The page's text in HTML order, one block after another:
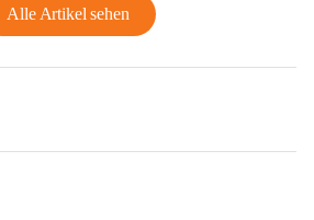
Alle Artikel sehen